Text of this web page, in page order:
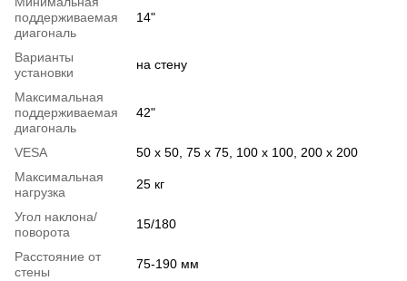
поддерживаемая
диагональ
14"
Варианты
установки
на стену
Максимальная
поддерживаемая
диагональ
42"
VESA
50 x 50, 75 x 75, 100 x 100, 200 x 200
Максимальная
нагрузка
25 кг
Угол наклона/
поворота
15/180
Расстояние от
стены
75-190 мм